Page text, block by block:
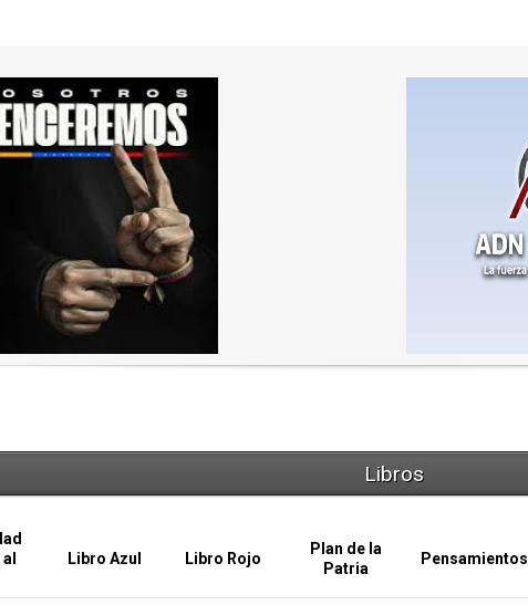
Libros
Libro Azul Libro Rojo
Plan de la
Patria
Pensamientos